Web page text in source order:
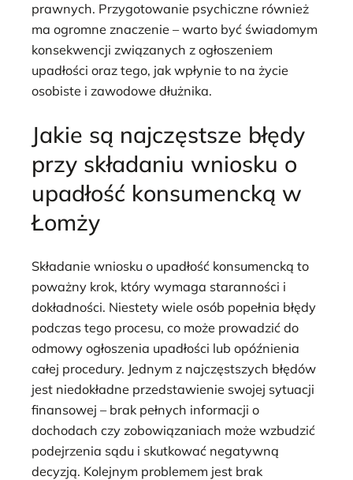
prawnych. Przygotowanie psychiczne również
ma ogromne znaczenie – warto być świadomym
konsekwencji związanych z ogłoszeniem
upadłości oraz tego, jak wpłynie to na życie
osobiste i zawodowe dłużnika.
Jakie są najczęstsze błędy
przy składaniu wniosku o
upadłość konsumencką w
Łomży
Składanie wniosku o upadłość konsumencką to
poważny krok, który wymaga staranności i
dokładności. Niestety wiele osób popełnia błędy
podczas tego procesu, co może prowadzić do
odmowy ogłoszenia upadłości lub opóźnienia
całej procedury. Jednym z najczęstszych błędów
jest niedokładne przedstawienie swojej sytuacji
finansowej – brak pełnych informacji o
dochodach czy zobowiązaniach może wzbudzić
podejrzenia sądu i skutkować negatywną
decyzją. Kolejnym problemem jest brak